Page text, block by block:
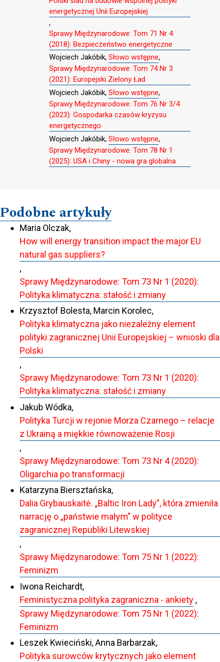
energetycznej Unii Europejskiej
,
Sprawy Międzynarodowe: Tom 71 Nr 4
(2018): Bezpieczeństwo energetyczne
Wojciech Jakóbik, Słowo wstępne,
Sprawy Międzynarodowe: Tom 74 Nr 3
(2021): Europejski Zielony Ład
Wojciech Jakóbik, Słowo wstępne,
Sprawy Międzynarodowe: Tom 76 Nr 3/4
(2023): Gospodarka czasów kryzysu
energetycznego
Wojciech Jakóbik, Słowo wstępne,
Sprawy Międzynarodowe: Tom 78 Nr 1
(2025): USA i Chiny - nowa gra globalna
Podobne artykuły
Maria Olczak,
How will energy transition impact the major EU
natural gas suppliers?
,
Sprawy Międzynarodowe: Tom 73 Nr 1 (2020):
Polityka klimatyczna: stałość i zmiany
Krzysztof Bolesta, Marcin Korolec,
Polityka klimatyczna jako niezależny element
polityki zagranicznej Unii Europejskiej – wnioski dla
Polski
,
Sprawy Międzynarodowe: Tom 73 Nr 1 (2020):
Polityka klimatyczna: stałość i zmiany
Jakub Wódka,
Polityka Turcji w rejonie Morza Czarnego – relacje
z Ukrainą a miękkie równoważenie Rosji
,
Sprawy Międzynarodowe: Tom 73 Nr 4 (2020):
Oligarchia po transformacji
Katarzyna Biersztańska,
Dalia Grybauskaitė. „Baltic Iron Lady”, która zmieniła
narrację o „państwie małym” w polityce
zagranicznej Republiki Litewskiej
,
Sprawy Międzynarodowe: Tom 75 Nr 1 (2022):
Feminizm
Iwona Reichardt,
Feministyczna polityka zagraniczna - ankiety ,
Sprawy Międzynarodowe: Tom 75 Nr 1 (2022):
Feminizm
Leszek Kwieciński, Anna Barbarzak,
Polityka surowców krytycznych jako element